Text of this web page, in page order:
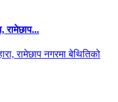
रामेछाप...